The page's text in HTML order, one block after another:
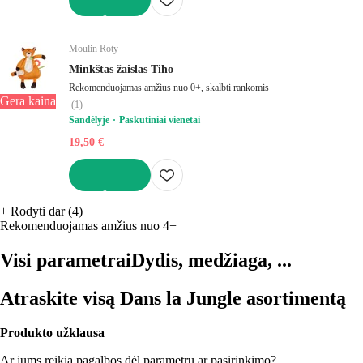
Gera kaina
Moulin Roty
Minkštas žaislas Tiho
Rekomenduojamas amžius nuo 0+, skalbti rankomis
(1)
Sandėlyje
Paskutiniai vienetai
19,50 €
+ Rodyti dar (4)
Rekomenduojamas amžius nuo 4+
Visi parametraiDydis, medžiaga, ...
Atraskite visą Dans la Jungle asortimentą
Produkto užklausa
Ar jums reikia pagalbos dėl parametrų ar pasirinkimo?